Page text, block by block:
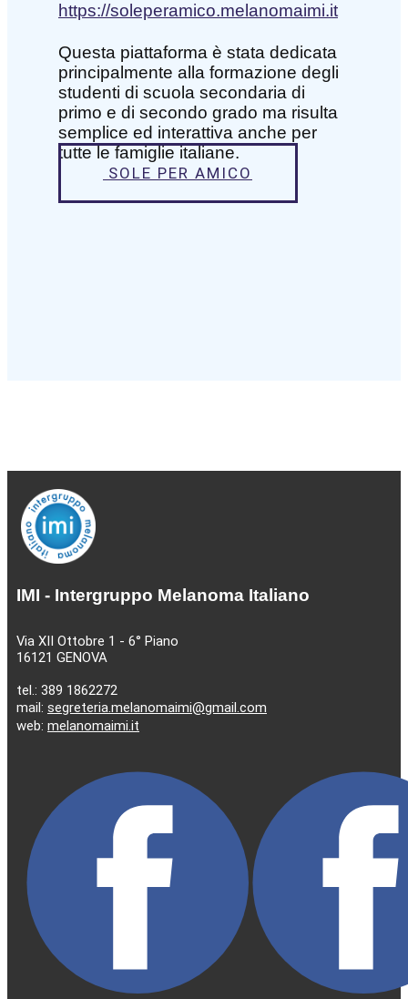
https://soleperamico.melanomaimi.it
Questa piattaforma è stata dedicata
principalmente alla formazione degli
studenti di scuola secondaria di
primo e di secondo grado ma risulta
semplice ed interattiva anche per
tutte le famiglie italiane.
SOLE PER AMICO
IMI - Intergruppo Melanoma Italiano
Via XII Ottobre 1 - 6° Piano
16121 GENOVA
tel.: 389 1862272
mail: segreteria.melanomaimi@gmail.com
web: melanomaimi.it